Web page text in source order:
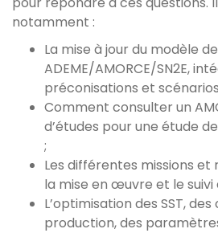
notamment :
La mise à jour du modèle
ADEME/AMORCE/SN2E,
préconisations et scénarios
Comment consulter un
d’études pour une étude
;
Les différentes missions et
la mise en œuvre et le suivi
L’optimisation des SST,
production, des